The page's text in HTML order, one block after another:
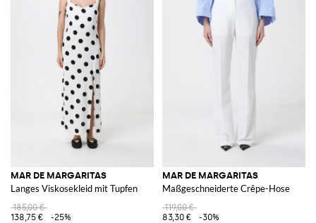
MAR DE MARGARITAS
Langes Viskosekleid mit Tupfen
185,00 €
138,75 €
-25%
MAR DE MARGARITAS
Maßgeschneiderte Crêpe-Hose
119,00 €
83,30 €
-30%